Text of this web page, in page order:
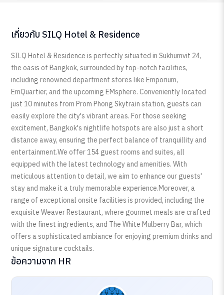
เกี่ยวกับ SILQ Hotel & Residence
SILQ Hotel & Residence is perfectly situated in Sukhumvit 24,
the oasis of Bangkok, surrounded by top-notch facilities,
including renowned department stores like Emporium,
EmQuartier, and the upcoming EMsphere. Conveniently located
just 10 minutes from Prom Phong Skytrain station, guests can
easily explore the city's vibrant areas. For those seeking
excitement, Bangkok's nightlife hotspots are also just a short
distance away, ensuring the perfect balance of tranquillity and
entertainment.We offer 154 guest rooms and suites, all
equipped with the latest technology and amenities. With
meticulous attention to detail, we aim to enhance our guests'
stay and make it a truly memorable experience.Moreover, a
range of exceptional onsite facilities is provided, including the
exquisite Weaver Restaurant, where gourmet meals are crafted
with the finest ingredients, and The White Mulberry Bar, which
offers a sophisticated ambiance for enjoying premium drinks and
unique signature cocktails.
ข้อความจาก HR